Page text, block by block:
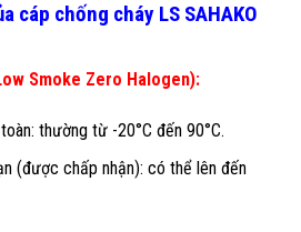
cáp chống cháy LS SAHAKO
Smoke Zero Halogen):
thường từ -20°C đến 90°C.
(được chấp nhận): có thể lên đến